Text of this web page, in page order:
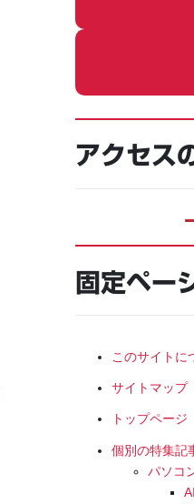
アクセス
固定ペー
このサイトに
サイトマップ
トップページ
個別の特集記
パソコ